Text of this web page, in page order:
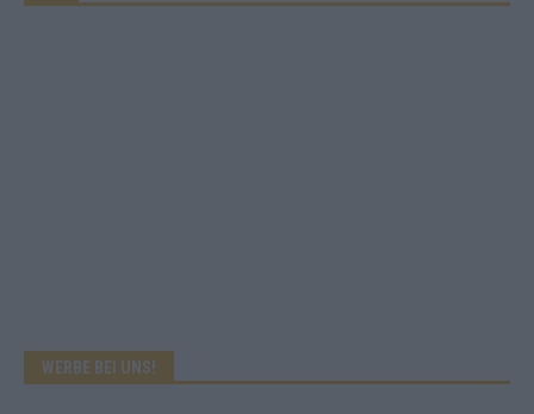
WERBE BEI UNS!